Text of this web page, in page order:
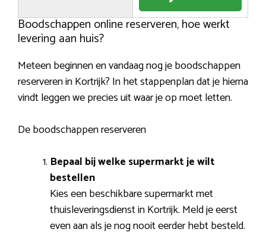
Boodschappen online reserveren, hoe werkt
levering aan huis?
Meteen beginnen en vandaag nog je boodschappen
reserveren in Kortrijk? In het stappenplan dat je hierna
vindt leggen we precies uit waar je op moet letten.
De boodschappen reserveren
Bepaal bij welke supermarkt je wilt
bestellen
Kies een beschikbare supermarkt met
thuisleveringsdienst in Kortrijk. Meld je eerst
even aan als je nog nooit eerder hebt besteld.